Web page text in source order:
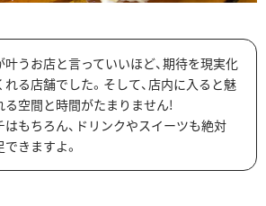
叶うお店と言っていいほど、期待を現実化
れる店舗でした。そして、店内に入ると魅
る空間と時間がたまりません!
はもちろん、ドリンクやスイーツも絶対
きますよ。